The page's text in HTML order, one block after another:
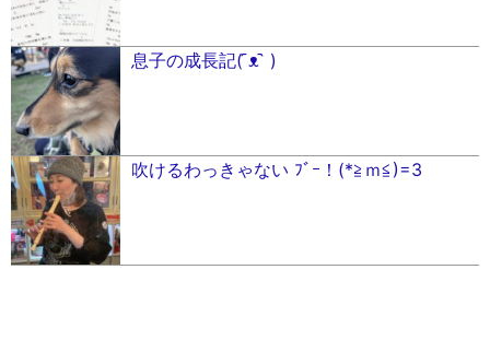
息子の成長記( ᷇ᴥ ᷆ )
吹けるわっきゃない ﾌﾞｰ！(*≧ｍ≦)=3